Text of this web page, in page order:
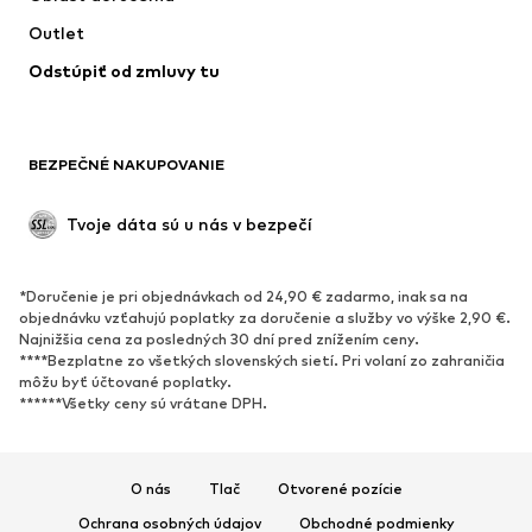
Outlet
Odstúpiť od zmluvy tu
BEZPEČNÉ NAKUPOVANIE
Tvoje dáta sú u nás v bezpečí
*Doručenie je pri objednávkach od 24,90 € zadarmo, inak sa na
objednávku vzťahujú poplatky za doručenie a služby vo výške 2,90 €.
Najnižšia cena za posledných 30 dní pred znížením ceny.
****Bezplatne zo všetkých slovenských sietí. Pri volaní zo zahraničia
môžu byť účtované poplatky.
******Všetky ceny sú vrátane DPH.
O nás Tlač
Otvorené pozície
Ochrana osobných údajov
Obchodné podmienky